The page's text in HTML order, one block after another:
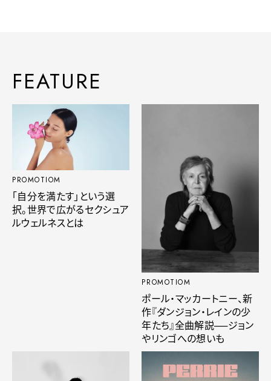
FEATURE
PROMOTIOM
「自分を満たす」という選
択。世界で広がるセクシュア
ルウェルネスとは
PROMOTIOM
ポール・マッカートニー、新
作『ダンジョン・レインの少
年たち』全曲解説──ジョン
やリンゴへの想いも